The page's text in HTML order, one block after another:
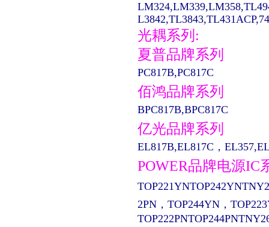
光耦系列:
夏普品牌系列
PC817B,PC817C
佰鸿品牌系列
BPC817B,BPC817C
亿光品牌系列
EL817B,EL817C，
POWER品牌电源IC
2PN，TOP244YN，